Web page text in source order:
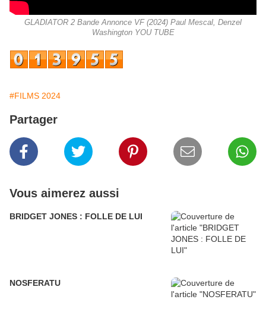
GLADIATOR 2 Bande Annonce VF (2024) Paul Mescal, Denzel
Washington YOU TUBE
#FILMS 2024
Partager
Vous aimerez aussi
BRIDGET JONES : FOLLE DE LUI
NOSFERATU